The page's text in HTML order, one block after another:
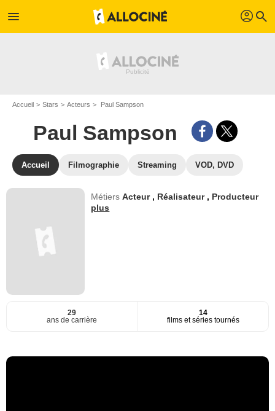
menu profil search
Accueil Stars Acteurs Paul Sampson
Paul Sampson
Accueil Filmographie Streaming VOD, DVD
MétiersActeur , Réalisateur , Producteur
plus
29
ans de carrière
14
films et séries tournés